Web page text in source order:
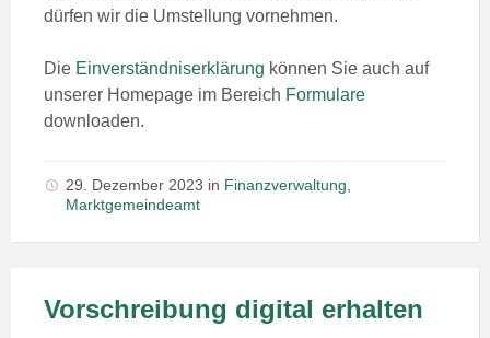
dürfen wir die Umstellung vornehmen.
Die Einverständniserklärung können Sie auch auf
unserer Homepage im Bereich Formulare
downloaden.
29. Dezember 2023 in Finanzverwaltung
Marktgemeindeamt
Vorschreibung digital erhalten